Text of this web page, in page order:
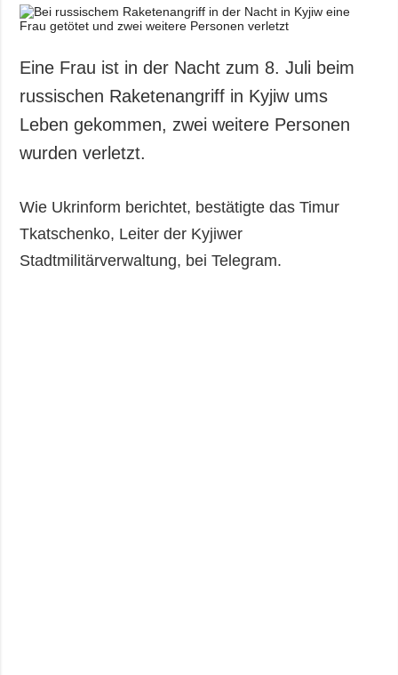
Eine Frau ist in der Nacht zum 8. Juli beim
russischen Raketenangriff in Kyjiw ums
Leben gekommen, zwei weitere Personen
wurden verletzt.
Wie Ukrinform berichtet, bestätigte das Timur
Tkatschenko, Leiter der Kyjiwer
Stadtmilitärverwaltung, bei Telegram.